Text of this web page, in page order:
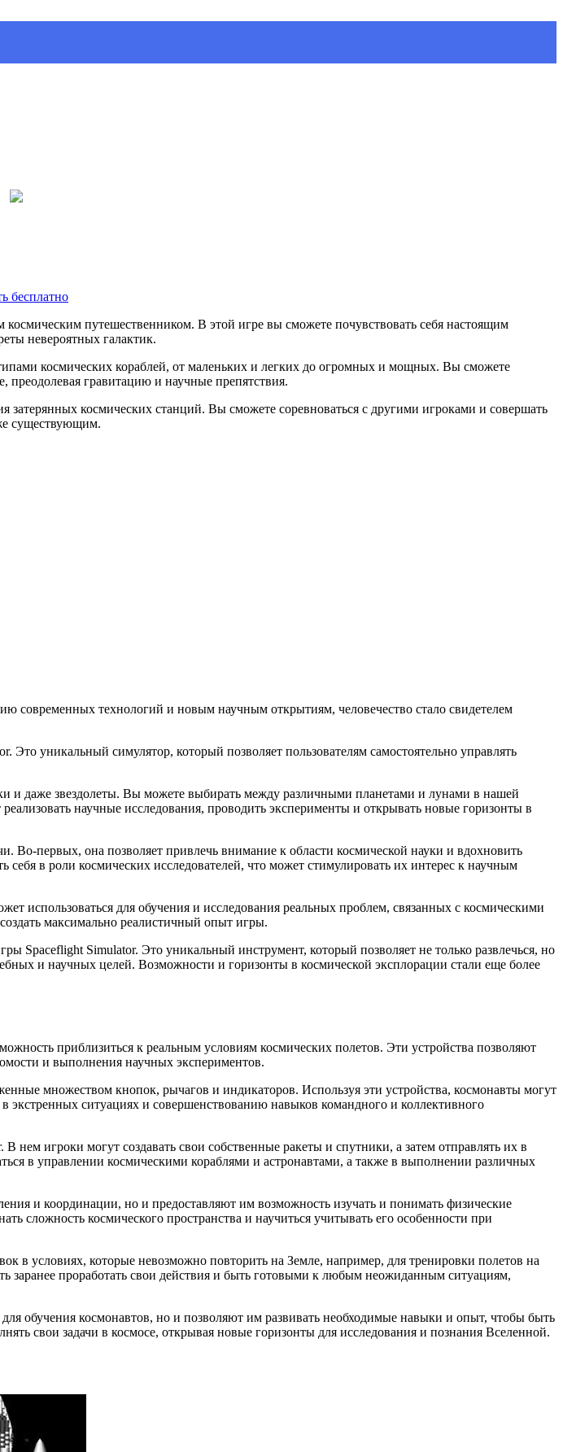
бесплатно
путешественником. В этой игре вы сможете почувствовать себя настоящим
невероятных галактик.
космических кораблей, от маленьких и легких до огромных и мощных. Вы сможете
гравитацию и научные препятствия.
космических станций. Вы сможете соревноваться с другими игроками и совершать
существующим.
современных технологий и новым научным открытиям, человечество стало свидетелем
уникальный симулятор, который позволяет пользователям самостоятельно управлять
и даже звездолеты. Вы можете выбирать между различными планетами и лунами в нашей
научные исследования, проводить эксперименты и открывать новые горизонты в
Во-первых, она позволяет привлечь внимание к области космической науки и вдохновить
в роли космических исследователей, что может стимулировать их интерес к научным
для обучения и исследования реальных проблем, связанных с космическими
максимально реалистичный опыт игры.
Spaceflight Simulator. Это уникальный инструмент, который позволяет не только развлечься, но
и научных целей. Возможности и горизонты в космической эксплорации стали еще более
приблизиться к реальным условиям космических полетов. Эти устройства позволяют
и выполнения научных экспериментов.
множеством кнопок, рычагов и индикаторов. Используя эти устройства, космонавты могут
ситуациях и совершенствованию навыков командного и коллективного
игроки могут создавать свои собственные ракеты и спутники, а затем отправлять их в
в управлении космическими кораблями и астронавтами, а также в выполнении различных
и координации, но и предоставляют им возможность изучать и понимать физические
сложность космического пространства и научиться учитывать его особенности при
в условиях, которые невозможно повторить на Земле, например, для тренировки полетов на
заранее проработать свои действия и быть готовыми к любым неожиданным ситуациям,
обучения космонавтов, но и позволяют им развивать необходимые навыки и опыт, чтобы быть
свои задачи в космосе, открывая новые горизонты для исследования и познания Вселенной.